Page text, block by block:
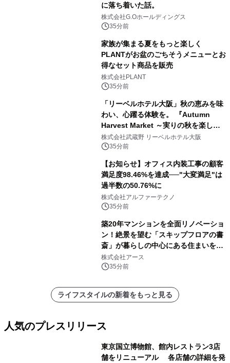
に落ち着いた話。
株式会社G.Oホールディングス
35分前
家族が集まる夏をもっと楽しく
PLANTがお盆のごちそうメニューとお
得なセット商品を販売
株式会社PLANT
35分前
「リーベルホテル大阪」秋の恵みを味
わい、心躍る体験を。 『Autumn
Harvest Market ～実りの秋を楽しむ
ディナー&スイーツビュッフェ～』を9
月18日より開催！
株式会社武蔵野 リーベルホテル大阪
35分前
【お知らせ】オフィス内装工事の顧客
満足度98.46%を達成──"大変満足"は
過半数の50.76%に
株式会社アルファーテクノ
35分前
築20年マンションを全面リノベーショ
ン！絶景を望む「スキップフロアの書
斎」が暮らしの中心にある住まいを公
開
株式会社アース
35分前
ライフスタイルの新着をもっと見る
人気のプレスリリース
東京国立博物館、館内レストラン3店
舗をリニューアル 各店舗の詳細を発